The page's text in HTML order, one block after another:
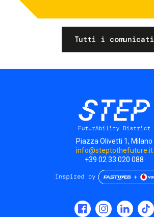
Tutti i comunicati
Piazza Olivetti 1, Milano
info@steptothefuture.it
+39 02 33 020 088